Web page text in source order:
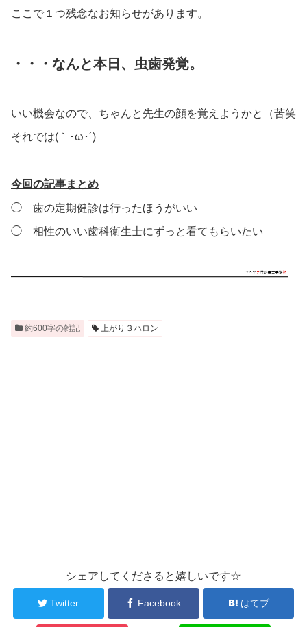
ここで１つ残念なお知らせがあります。
・・・なんと本日、虫歯発覚。
いい機会なので、ちゃんと先生の顔を覚えようかと（苦笑
それでは(｀･ω･´)ゞ
今回の記事まとめ
◯ 歯の定期健診は行ったほうがいい
◯ 相性のいい歯科衛生士にずっと看てもらいたい
約600字の雑記 上がり３ハロン
シェアしてくださると嬉しいです☆
Twitter Facebook はてブ